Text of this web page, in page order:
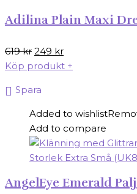
Adilina Plain Maxi
619kr Det
ursprungliga
var:
619 kr.
249 krDet
nuvarande
249 kr.
Köp produkt +
Spara
Added to wishlist
Add to compare
AngelEye Emerald